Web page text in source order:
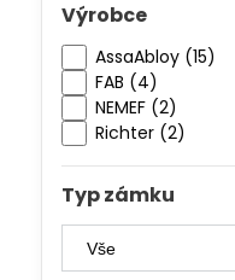
Výrobce
AssaAbloy (15)
FAB (4)
NEMEF (2)
Richter (2)
Typ zámku